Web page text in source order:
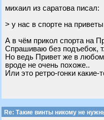
михаил из саратова писал:
> у нас в спорте на
А в чём прикол спорта на
Спрашиваю без пoдъeбoк,
Но ведь Привет же в любом
вроде не очень похоже..
Или это ретро-гонки какие-
Re: Такие винты никому не